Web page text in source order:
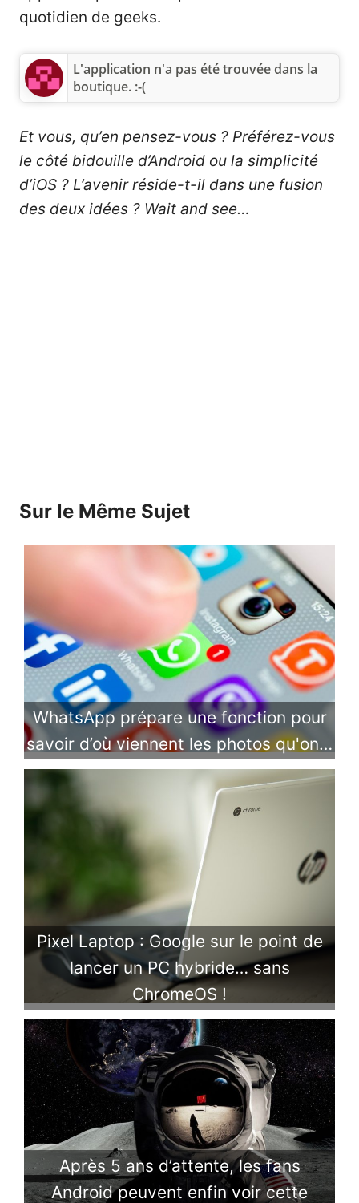
quotidien de geeks.
L'application n'a pas été trouvée dans la
boutique. :-(
Et vous, qu’en pensez-vous ? Préférez-vous
le côté bidouille d’Android ou la simplicité
d’iOS ? L’avenir réside-t-il dans une fusion
des deux idées ? Wait and see…
Sur le Même Sujet
WhatsApp prépare une fonction pour
savoir d’où viennent les photos qu'on…
Pixel Laptop : Google sur le point de
lancer un PC hybride… sans
ChromeOS !
Après 5 ans d’attente, les fans
Android peuvent enfin voir cette